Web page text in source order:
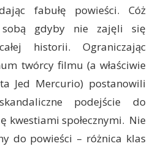
fabułę powieści. Cóż
gdyby nie zajęli się
historii. Ograniczając
twórcy filmu (a właściwie
Jed Mercurio) postanowili
podejście do
kwestiami społecznymi. Nie
do powieści – różnica klas